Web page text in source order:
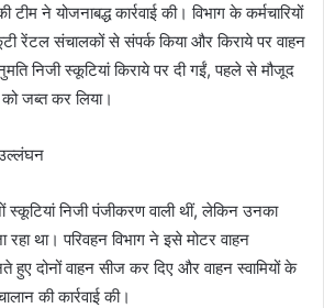
टीम ने योजनाबद्ध कार्रवाई की। विभाग के कर्मचारियों
रेंटल संचालकों से संपर्क किया और किराये पर वाहन
निजी स्कूटियां किराये पर दी गईं, पहले से मौजूद
को जब्त कर लिया।
स्कूटियां निजी पंजीकरण वाली थीं, लेकिन उनका
रहा था। परिवहन विभाग ने इसे मोटर वाहन
हुए दोनों वाहन सीज कर दिए और वाहन स्वामियों के
की कार्रवाई की।